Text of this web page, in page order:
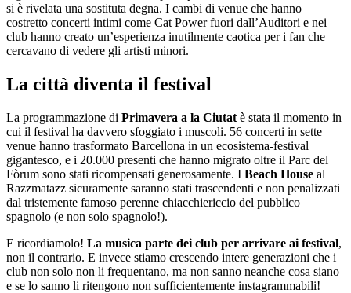
si è rivelata una sostituta degna. I cambi di venue che hanno
costretto concerti intimi come Cat Power fuori dall’Auditori e nei
club hanno creato un’esperienza inutilmente caotica per i fan che
cercavano di vedere gli artisti minori.
La città diventa il festival
La programmazione di Primavera a la Ciutat è stata il momento in
cui il festival ha davvero sfoggiato i muscoli. 56 concerti in sette
venue hanno trasformato Barcellona in un ecosistema-festival
gigantesco, e i 20.000 presenti che hanno migrato oltre il Parc del
Fòrum sono stati ricompensati generosamente. I Beach House al
Razzmatazz sicuramente saranno stati trascendenti e non penalizzati
dal tristemente famoso perenne chiacchiericcio del pubblico
spagnolo (e non solo spagnolo!).
E ricordiamolo! La musica parte dei club per arrivare ai festival,
non il contrario. E invece stiamo crescendo intere generazioni che i
club non solo non li frequentano, ma non sanno neanche cosa siano
e se lo sanno li ritengono non sufficientemente instagrammabili!